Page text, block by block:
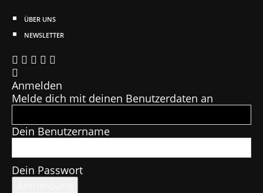
ÜBER UNS
NEWSLETTER
Anmelden
Melde dich mit deinen Benutzerdaten an
Dein Benutzername
Dein Passwort